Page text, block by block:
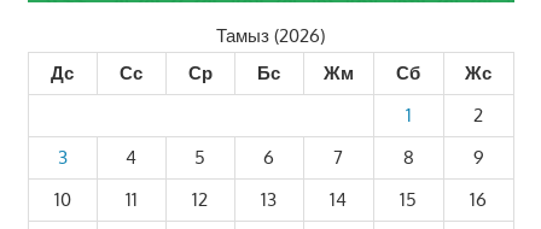
Тамыз (2026)
Дс
Сс Ср Бс Жм Сб
Жс
1
2
3
4 5 6 7 8
9
10
11 12 13 14 15
16